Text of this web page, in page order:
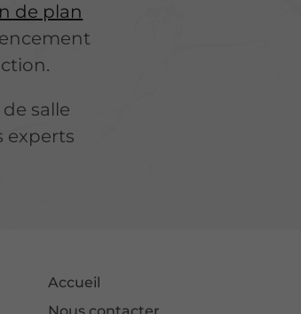
de plan
salle
experts
Accueil